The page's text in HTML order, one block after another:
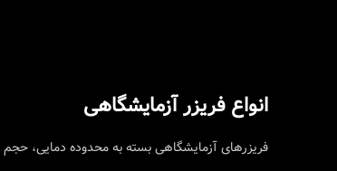
انواع فریزر آزمایشگاهی
فریزرهای آزمایشگاهی بسته به محدوده دمایی،